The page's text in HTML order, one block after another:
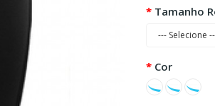
Tamanho
Cor